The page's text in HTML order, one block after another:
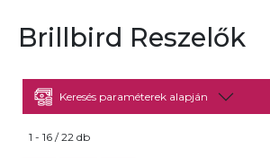
Brillbird Reszelők
Keresés paraméterek alapján
1 - 16 / 22 db